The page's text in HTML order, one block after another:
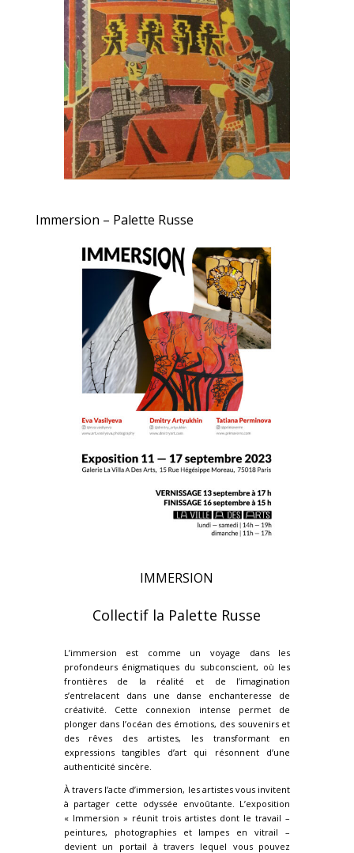
Immersion – Palette Russe
IMMERSION
Collectif la Palette Russe
L’immersion est comme un voyage dans les
profondeurs énigmatiques du subconscient, où les
frontières de la réalité et de l’imagination
s’entrelacent dans une danse enchanteresse de
créativité. Cette connexion intense permet de
plonger dans l’océan des émotions, des souvenirs et
des rêves des artistes, les transformant en
expressions tangibles d’art qui résonnent d’une
authenticité sincère.
À travers l’acte d’immersion, les artistes vous invitent
à partager cette odyssée envoûtante. L’exposition
« Immersion » réunit trois artistes dont le travail –
peintures, photographies et lampes en vitrail –
devient un portail à travers lequel vous pouvez